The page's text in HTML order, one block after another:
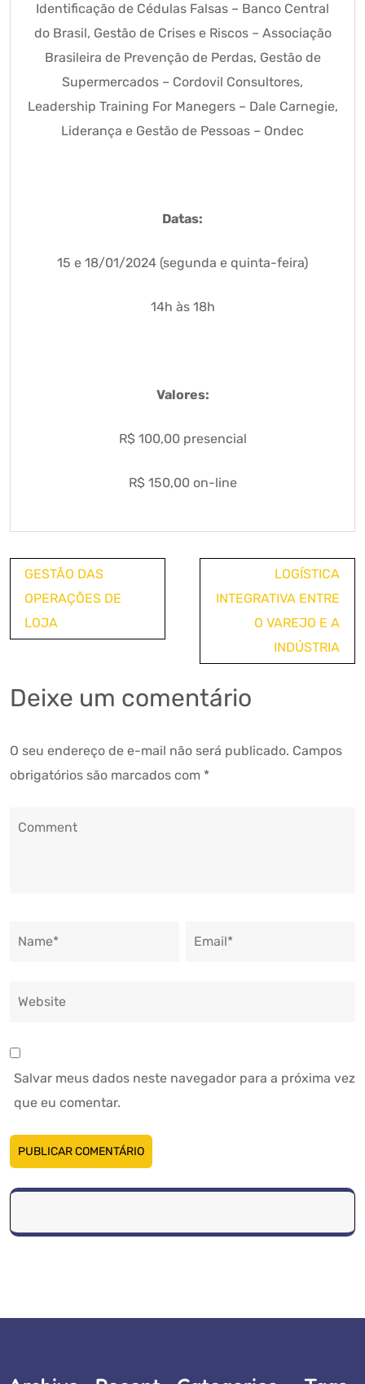
Identificação de Cédulas Falsas – Banco Central
do Brasil, Gestão de Crises e Riscos – Associação
Brasileira de Prevenção de Perdas, Gestão de
Supermercados – Cordovil Consultores,
Leadership Training For Manegers – Dale Carnegie,
Liderança e Gestão de Pessoas – Ondec
Datas:
15 e 18/01/2024 (segunda e quinta-feira)
14h às 18h
Valores:
R$ 100,00 presencial
R$ 150,00 on-line
Navegação
de
Post
GESTÃO DAS
OPERAÇÕES DE
LOJA
LOGÍSTICA
INTEGRATIVA ENTRE
O VAREJO E A
INDÚSTRIA
Deixe um comentário
O seu endereço de e-mail não será publicado. Campos
obrigatórios são marcados com *
Salvar meus dados neste navegador para a próxima vez
que eu comentar.